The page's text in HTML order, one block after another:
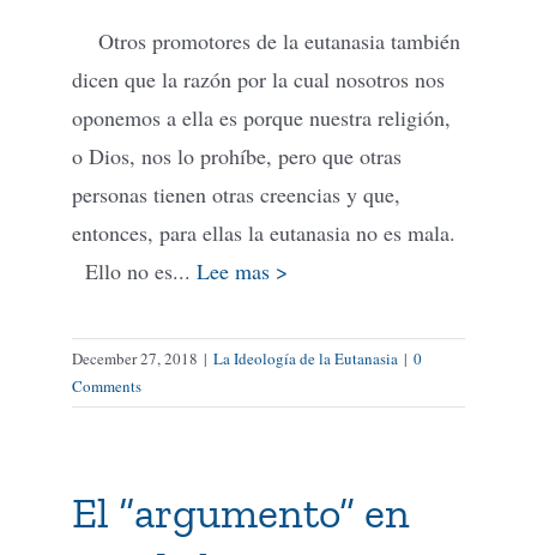
Otros promotores de la eutanasia también
dicen que la razón por la cual nosotros nos
oponemos a ella es porque nuestra religión,
o Dios, nos lo prohíbe, pero que otras
personas tienen otras creencias y que,
entonces, para ellas la eutanasia no es mala.
Ello no es... Lee mas >
December 27, 2018 | La Ideología de la Eutanasia | 0
Comments
El “argumento” en